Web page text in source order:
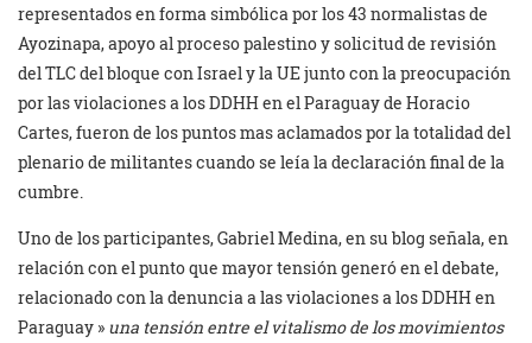
representados en forma simbólica por los 43 normalistas de
Ayozinapa, apoyo al proceso palestino y solicitud de revisión
del TLC del bloque con Israel y la UE junto con la preocupación
por las violaciones a los DDHH en el Paraguay de Horacio
Cartes, fueron de los puntos mas aclamados por la totalidad del
plenario de militantes cuando se leía la declaración final de la
cumbre.
Uno de los participantes, Gabriel Medina, en su blog señala, en
relación con el punto que mayor tensión generó en el debate,
relacionado con la denuncia a las violaciones a los DDHH en
Paraguay » una tensión entre el vitalismo de los movimientos